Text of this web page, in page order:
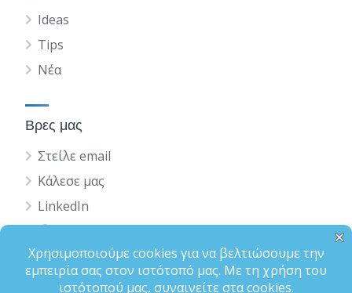
Ideas
Tips
Νέα
Βρες μας
Στείλε email
Κάλεσε μας
LinkedIn